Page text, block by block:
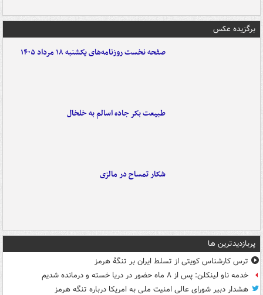
برگزیده عکس
صفحه نخست روزنامه‌های یکشنبه ۱۸ مرداد ۱۴۰۵
طبیعت بکر جاده اسالم به خلخال
شکار تمساح در مالزی
پربازدیدترین ها
ترس کارشناس کویتی از تسلط ایران بر تنگۀ هرمز
خدمه ناو لینکلن: پس از ۸ ماه حضور در دریا خسته و درمانده‌ شدیم
هشدار دبیر شورای عالی امنیت ملی به امریکا درباره تنگه هرمز